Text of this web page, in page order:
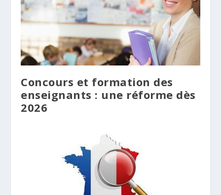
Concours et formation des
enseignants : une réforme dès
2026